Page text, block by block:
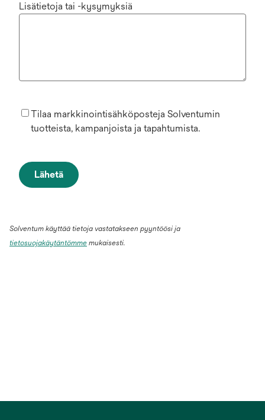
Lisätietoja tai -kysymyksiä
Tilaa markkinointisähköposteja Solventumin
tuotteista, kampanjoista ja tapahtumista.
Lähetä
Solventum käyttää tietoja vastatakseen pyyntöösi ja
tietosuojakäytäntömme mukaisesti.